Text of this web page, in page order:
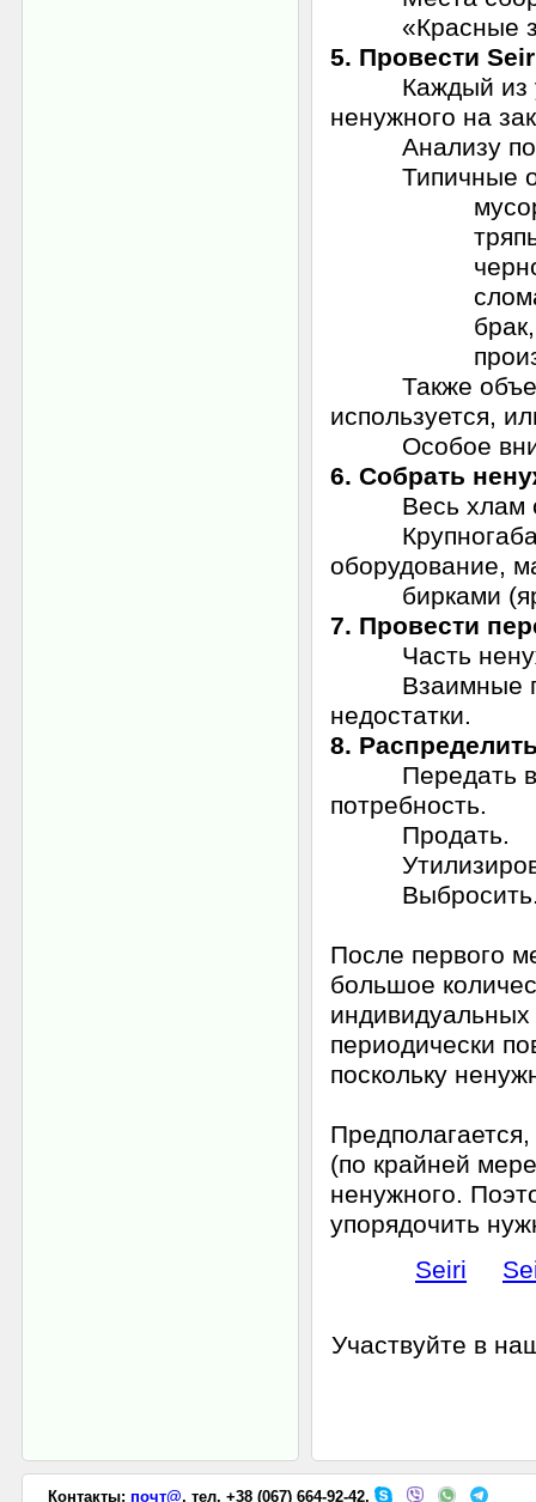
«Красные
5. Провести
Каждый из
ненужного на
Анализу
Типичные
тряпье,
черновые
сломанный
брак,
Также
используется,
Особое
6. Собрать
Весь хлам
оборудование,
бирками
7. Провести
Часть
Взаимные
недостатки.
8.
Передать в
потребность.
Продать.
После первого
большое
периодически
поскольку
(по крайней
ненужного.
упорядочить
Seiri
Участвуйте в
Контакты: почт@, тел. +38 (067) 664-92-42,